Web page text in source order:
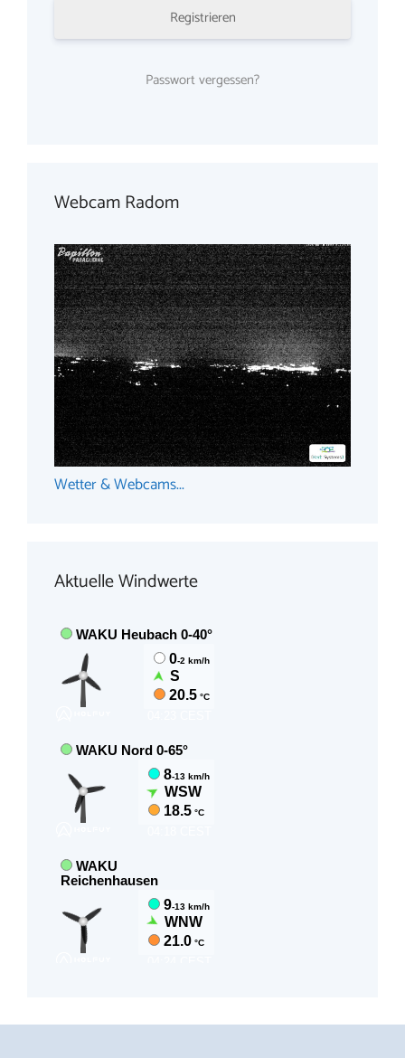
Registrieren
Passwort vergessen?
Webcam Radom
Wetter & Webcams...
Aktuelle Windwerte